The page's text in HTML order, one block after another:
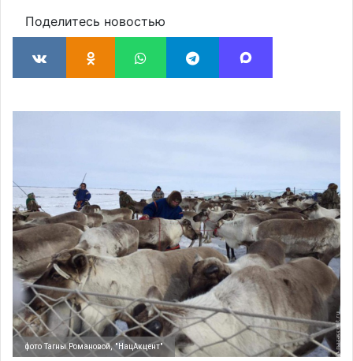
Поделитесь новостью
фото Тагны Романовой, "НацАкцент"